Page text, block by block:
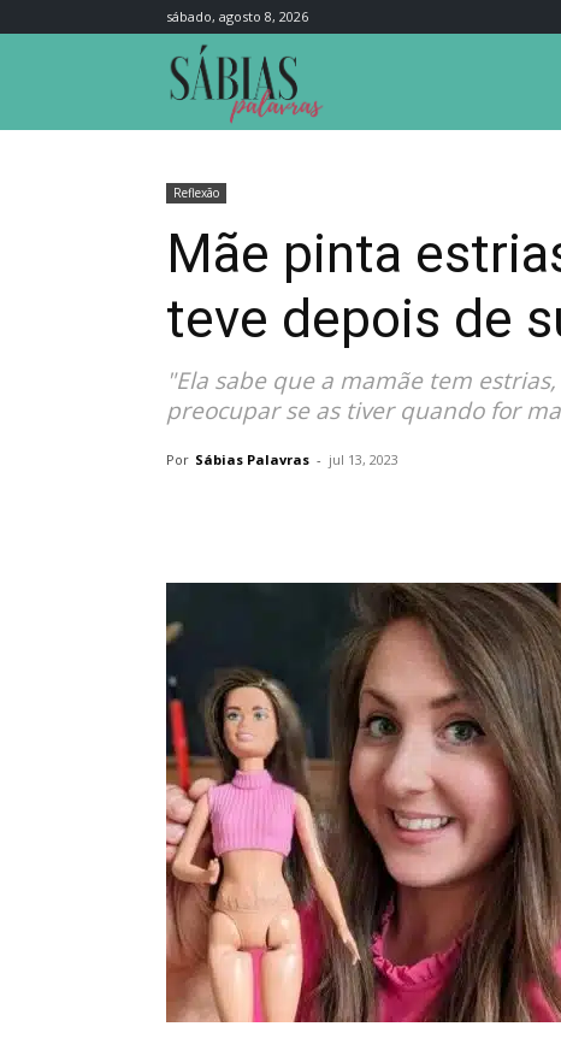
sábado, agosto 8, 2026
Reflexão
Mãe pinta
teve depois de
"Ela sabe que a mamãe tem
preocupar se as tiver quando for
Por Sábias Palavras - jul 13, 2023